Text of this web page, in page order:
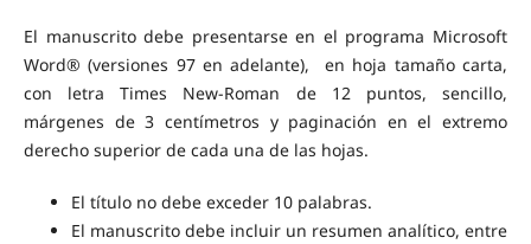
El manuscrito debe presentarse en el programa Microsoft
Word® (versiones 97 en adelante), en hoja tamaño carta,
con letra Times New-Roman de 12 puntos, sencillo,
márgenes de 3 centímetros y paginación en el extremo
derecho superior de cada una de las hojas.
El título no debe exceder 10 palabras.
El manuscrito debe incluir un resumen analítico, entre